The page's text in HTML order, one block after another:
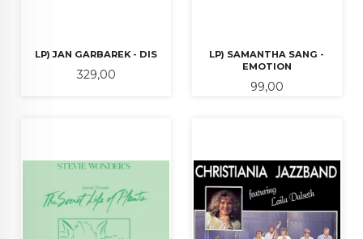
LP) JAN GARBAREK - DIS
Pris
329,00
LP) SAMANTHA SANG -
EMOTION
Pris
99,00